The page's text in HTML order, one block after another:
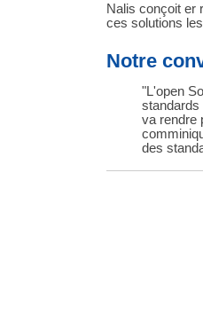
Nalis conçoit er
ces solutions
Notre
"L'open
standards
va rendre
des